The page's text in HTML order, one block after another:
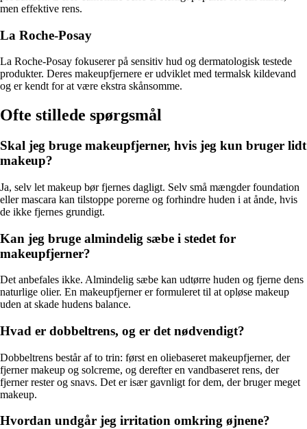
men effektive rens.
La Roche-Posay
La Roche-Posay fokuserer på sensitiv hud og dermatologisk testede
produkter. Deres makeupfjernere er udviklet med termalsk kildevand
og er kendt for at være ekstra skånsomme.
Ofte stillede spørgsmål
Skal jeg bruge makeupfjerner, hvis jeg kun bruger lidt
makeup?
Ja, selv let makeup bør fjernes dagligt. Selv små mængder foundation
eller mascara kan tilstoppe porerne og forhindre huden i at ånde, hvis
de ikke fjernes grundigt.
Kan jeg bruge almindelig sæbe i stedet for
makeupfjerner?
Det anbefales ikke. Almindelig sæbe kan udtørre huden og fjerne dens
naturlige olier. En makeupfjerner er formuleret til at opløse makeup
uden at skade hudens balance.
Hvad er dobbeltrens, og er det nødvendigt?
Dobbeltrens består af to trin: først en oliebaseret makeupfjerner, der
fjerner makeup og solcreme, og derefter en vandbaseret rens, der
fjerner rester og snavs. Det er især gavnligt for dem, der bruger meget
makeup.
Hvordan undgår jeg irritation omkring øjnene?